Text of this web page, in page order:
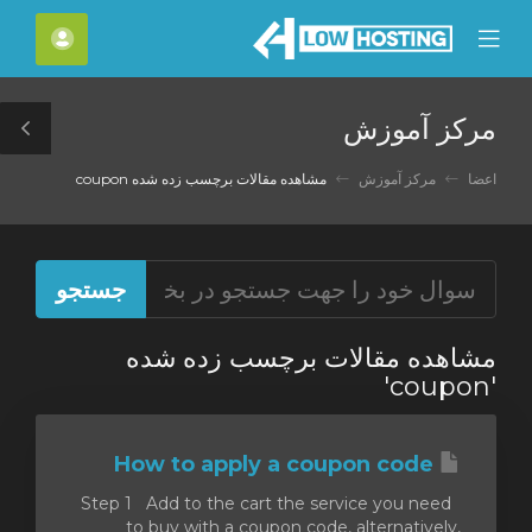
Mobile
Menu
مرکز آموزش
اعضا مرکز آموزش مشاهده مقالات برچسب زده شده coupon
مشاهده مقالات برچسب زده شده
'coupon'
Step 1 Add to the cart the service you need
to buy with a coupon code, alternatively,